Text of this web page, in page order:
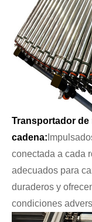
Transportador
cadena:
conectada a cada
adecuados para
duraderos y
condiciones